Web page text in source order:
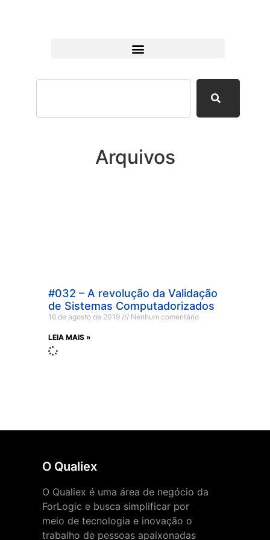
Arquivos
#032 – A revolução da Validação
de Sistemas Computadorizados
16 de agosto de 2019 Nenhum comentário
LEIA MAIS »
O Qualiex
O Qualiex é uma área de negócio da
ForLogic e busca simplificar por
meio de tecnologia e inovação o
trabalho de pessoas apaixonadas